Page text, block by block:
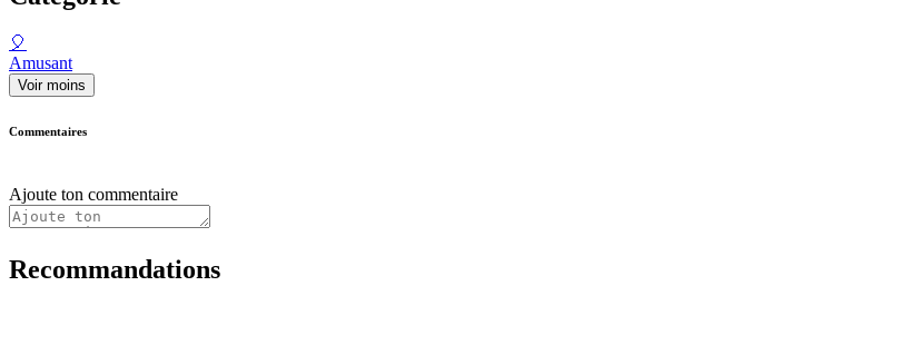
🎈
Amusant
Voir moins
Commentaires
Ajoute ton commentaire
Recommandations